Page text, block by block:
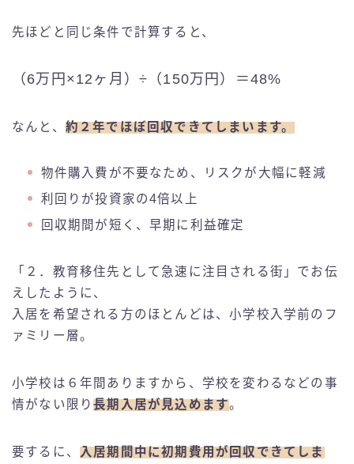
先ほどと同じ条件で計算すると、
（6万円×12ヶ月）÷（150万円）＝48%
なんと、 約２年でほぼ回収できてしまいます。
物件購入費が不要なため、リスクが大幅に軽減
利回りが投資家の4倍以上
回収期間が短く、早期に利益確定
「２．教育移住先として急速に注目される街」でお伝
えしたように、
入居を希望される方のほとんどは、小学校入学前のフ
ァミリー層。
小学校は６年間ありますから、学校を変わるなどの事
情がない限り長期入居が見込めます。
要するに、
入居期間中に初期費用が回収できてしま